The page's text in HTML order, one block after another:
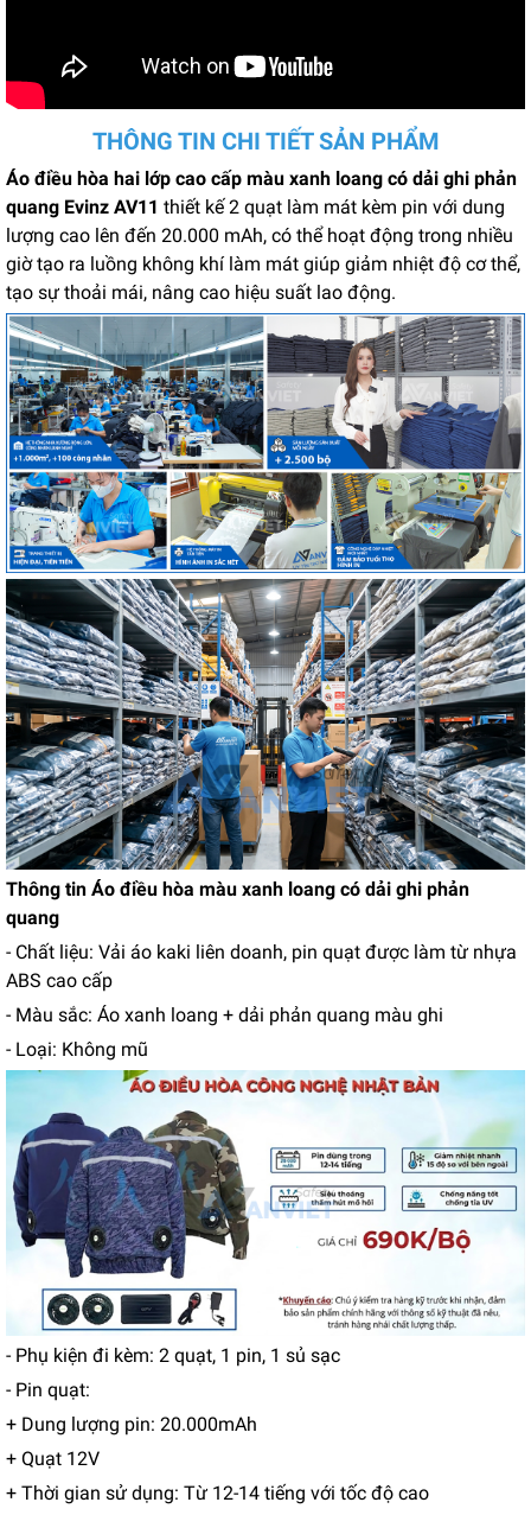
THÔNG TIN CHI TIẾT SẢN PHẨM
Áo điều hòa hai lớp cao cấp màu xanh loang có dải ghi phản
quang Evinz AV11 thiết kế 2 quạt làm mát kèm pin với dung
lượng cao lên đến 20.000 mAh, có thể hoạt động trong nhiều
giờ tạo ra luồng không khí làm mát giúp giảm nhiệt độ cơ thể,
tạo sự thoải mái, nâng cao hiệu suất lao động.
Thông tin Áo điều hòa màu xanh loang có dải ghi phản
quang
- Chất liệu: Vải áo kaki liên doanh, pin quạt được làm từ nhựa
ABS cao cấp
- Màu sắc: Áo xanh loang + dải phản quang màu ghi
- Loại: Không mũ
- Phụ kiện đi kèm: 2 quạt, 1 pin, 1 sủ sạc
- Pin quạt:
+ Dung lượng pin: 20.000mAh
+ Quạt 12V
+ Thời gian sử dụng: Từ 12-14 tiếng với tốc độ cao